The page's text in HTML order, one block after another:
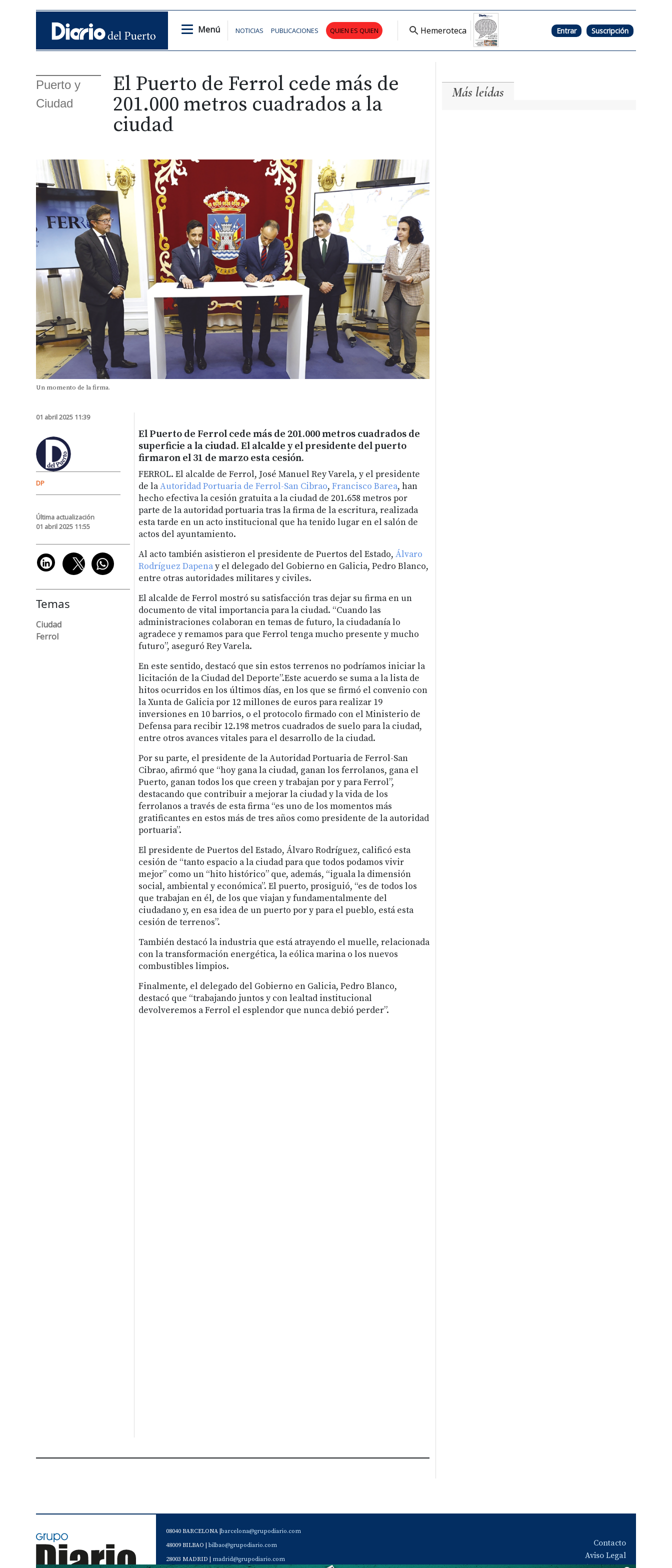
Menú NOTICIAS PUBLICACIONES QUIEN ES QUIEN Hemeroteca Entrar Suscripción
Puerto y
Ciudad
El Puerto de Ferrol cede más de
201.000 metros cuadrados a la
ciudad
Un momento de la firma.
01 abril 2025 11:39
DP
Última actualización
01 abril 2025 11:55
Temas
Ciudad
Ferrol
El Puerto de Ferrol cede más de 201.000 metros cuadrados de
superficie a la ciudad. El alcalde y el presidente del puerto
firmaron el 31 de marzo esta cesión.
FERROL. El alcalde de Ferrol, José Manuel Rey Varela, y el presidente
de laAutoridad Portuaria de Ferrol-San Cibrao, Francisco Barea, han
hecho efectiva la cesión gratuita a la ciudad de 201.658 metros por
parte de la autoridad portuaria tras la firma de la escritura, realizada
esta tarde en un acto institucional que ha tenido lugar en el salón de
actos del ayuntamiento.
Al acto también asistieron el presidente de Puertos del Estado, Álvaro
Rodríguez Dapenay el delegado del Gobierno en Galicia, Pedro Blanco,
entre otras autoridades militares y civiles.
El alcalde de Ferrol mostró su satisfacción tras dejar su firma en un
documento de vital importancia para la ciudad. “Cuando las
administraciones colaboran en temas de futuro, la ciudadanía lo
agradece y remamos para que Ferrol tenga mucho presente y mucho
futuro”, aseguró Rey Varela.
En este sentido, destacó que sin estos terrenos no podríamos iniciar la
licitación de la Ciudad del Deporte”.Este acuerdo se suma a la lista de
hitos ocurridos en los últimos días, en los que se firmó el convenio con
la Xunta de Galicia por 12 millones de euros para realizar 19
inversiones en 10 barrios, o el protocolo firmado con el Ministerio de
Defensa para recibir 12.198 metros cuadrados de suelo para la ciudad,
entre otros avances vitales para el desarrollo de la ciudad.
Por su parte, el presidente de la Autoridad Portuaria de Ferrol-San
Cibrao, afirmó que “hoy gana la ciudad, ganan los ferrolanos, gana el
Puerto, ganan todos los que creen y trabajan por y para Ferrol”,
destacando que contribuir a mejorar la ciudad y la vida de los
ferrolanos a través de esta firma “es uno de los momentos más
gratificantes en estos más de tres años como presidente de la autoridad
portuaria”.
El presidente de Puertos del Estado, Álvaro Rodríguez, calificó esta
cesión de “tanto espacio a la ciudad para que todos podamos vivir
mejor” como un “hito histórico” que, además, “iguala la dimensión
social, ambiental y económica”. El puerto, prosiguió, “es de todos los
que trabajan en él, de los que viajan y fundamentalmente del
ciudadano y, en esa idea de un puerto por y para el pueblo, está esta
cesión de terrenos”.
También destacó la industria que está atrayendo el muelle, relacionada
con la transformación energética, la eólica marina o los nuevos
combustibles limpios.
Finalmente, el delegado del Gobierno en Galicia, Pedro Blanco,
destacó que “trabajando juntos y con lealtad institucional
devolveremos a Ferrol el esplendor que nunca debió perder”.
Más leídas
08040 BARCELONA | barcelona@grupodiario.com
48009 BILBAO | bilbao@grupodiario.com
28003 MADRID | madrid@grupodiario.com
Contacto
Aviso Legal